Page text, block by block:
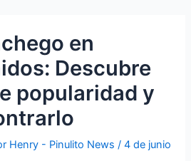
en
Descubre
popularidad y
Henry - Pinulito News/4 de junio